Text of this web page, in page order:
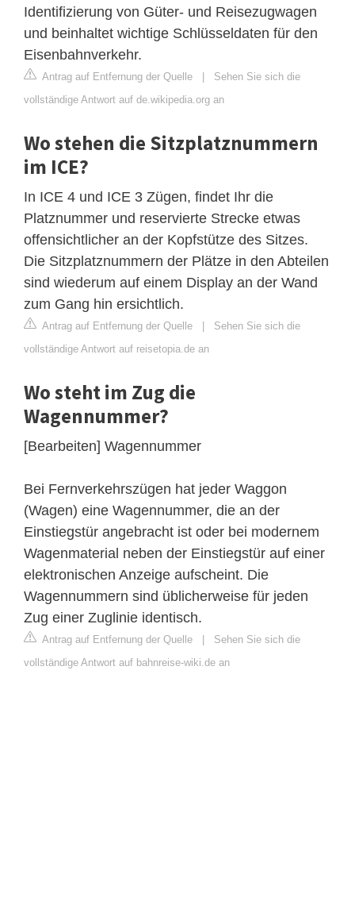
Identifizierung von Güter- und Reisezugwagen
und beinhaltet wichtige Schlüsseldaten für den
Eisenbahnverkehr.
Antrag auf Entfernung der Quelle | Sehen Sie sich die
vollständige Antwort auf de.wikipedia.org an
Wo stehen die Sitzplatznummern
im ICE?
In ICE 4 und ICE 3 Zügen, findet Ihr die
Platznummer und reservierte Strecke etwas
offensichtlicher an der Kopfstütze des Sitzes.
Die Sitzplatznummern der Plätze in den Abteilen
sind wiederum auf einem Display an der Wand
zum Gang hin ersichtlich.
Antrag auf Entfernung der Quelle | Sehen Sie sich die
vollständige Antwort auf reisetopia.de an
Wo steht im Zug die
Wagennummer?
[Bearbeiten] Wagennummer
Bei Fernverkehrszügen hat jeder Waggon
(Wagen) eine Wagennummer, die an der
Einstiegstür angebracht ist oder bei modernem
Wagenmaterial neben der Einstiegstür auf einer
elektronischen Anzeige aufscheint. Die
Wagennummern sind üblicherweise für jeden
Zug einer Zuglinie identisch.
Antrag auf Entfernung der Quelle | Sehen Sie sich die
vollständige Antwort auf bahnreise-wiki.de an